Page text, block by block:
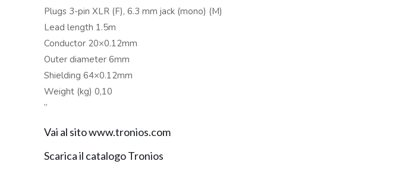
Plugs 3-pin XLR (F), 6.3 mm jack (mono) (M)
Lead length 1.5m
Conductor 20×0.12mm
Outer diameter 6mm
Shielding 64×0.12mm
Weight (kg) 0,10
”
Vai al sito www.tronios.com
Scarica il catalogo Tronios